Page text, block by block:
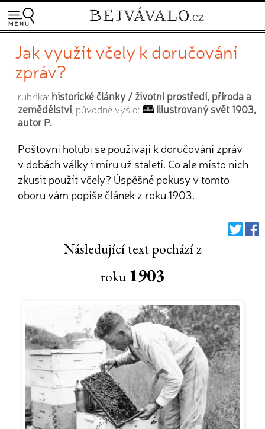
Jak využít včely k doručování
zpráv?
rubrika: historické články/životní prostředí, příroda a
zemědělství, původně vyšlo:
Illustrovaný svět 1903,
autor P.
Poštovní holubi se používají k doručování zpráv
v dobách války i míru už staletí. Co ale místo nich
zkusit použít včely? Úspěšné pokusy v tomto
oboru vám popíše článek z roku 1903.
Následující text pochází z
roku 1903